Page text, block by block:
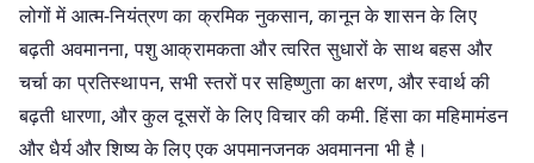
लोगों में आत्म-नियंत्रण का क्रमिक नुकसान, कानून के शासन के लिए
बढ़ती अवमानना, पशु आक्रामकता और त्वरित सुधारों के साथ बहस और
चर्चा का प्रतिस्थापन, सभी स्तरों पर सहिष्णुता का क्षरण, और स्वार्थ की
बढ़ती धारणा, और कुल दूसरों के लिए विचार की कमी. हिंसा का महिमामंडन
और धैर्य और शिष्य के लिए एक अपमानजनक अवमानना ​​भी है।